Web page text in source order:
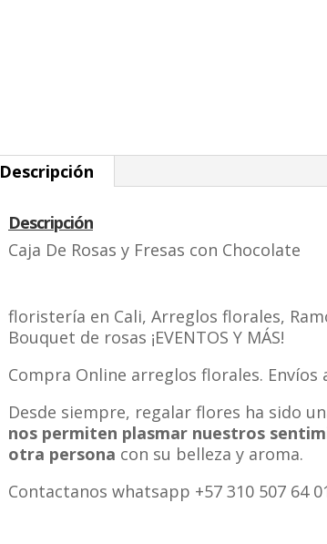
Descripción
Descripción
Caja De Rosas y Fresas con Chocolate
floristería en Cali, Arreglos florales,
Bouquet de rosas ¡EVENTOS Y MÁS!
Compra Online arreglos florales.
Desde siempre, regalar flores ha sido
nos permiten plasmar nuestros
otra persona con su belleza y aroma.
Contactanos whatsapp +57 310 507 64